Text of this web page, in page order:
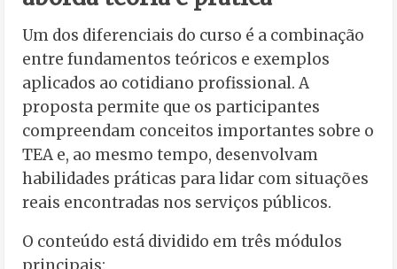
Um dos diferenciais do curso é a combinação
entre fundamentos teóricos e exemplos
aplicados ao cotidiano profissional. A
proposta permite que os participantes
compreendam conceitos importantes sobre o
TEA e, ao mesmo tempo, desenvolvam
habilidades práticas para lidar com situações
reais encontradas nos serviços públicos.
O conteúdo está dividido em três módulos